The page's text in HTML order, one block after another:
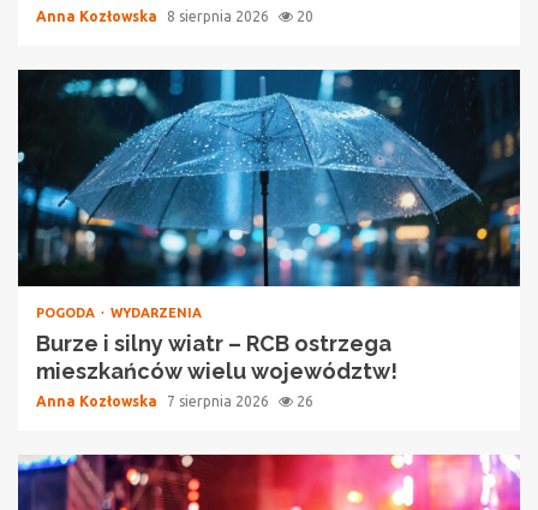
Anna Kozłowska 8 sierpnia 2026 20
POGODA WYDARZENIA
Burze i silny wiatr – RCB ostrzega
mieszkańców wielu województw!
Anna Kozłowska 7 sierpnia 2026 26